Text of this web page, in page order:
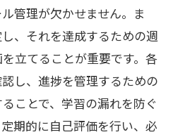
ジの実践技術を身につけ
マッサージの効果と理論
認すべきポイント
ジ資格保有者のキャリア
管理が欠かせません。ま
、それを達成するための週
立てることが重要です。各
し、進捗を管理するための
ことで、学習の漏れを防ぐ
期的に自己評価を行い、必